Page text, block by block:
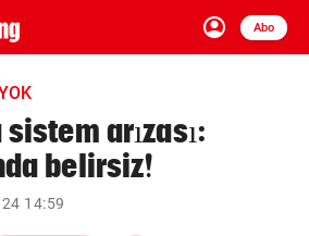
account_circle
Anmelden
Abo
close Schließen
arrow_right
arızası:
belirsiz!
14:59